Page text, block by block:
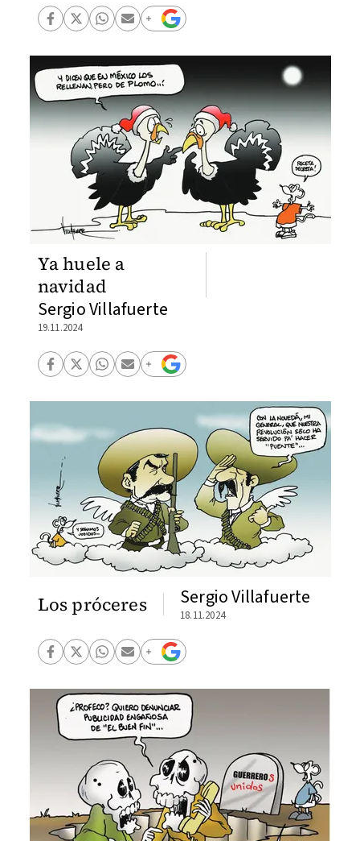
Ya huele a
navidad
Sergio Villafuerte
19.11.2024
Los próceres Sergio Villafuerte
18.11.2024